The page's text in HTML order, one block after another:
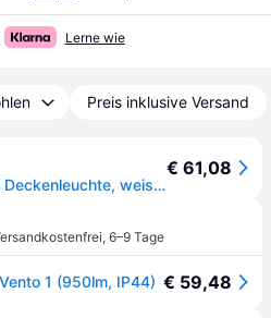
Lerne wie
Preis inklusive Versand
EGLO VENTO 1 Wand- / Deckenleuchte, weiss lackiert
€ 61,08
, 6–9 Tage
1 (950lm, IP44) € 59,48